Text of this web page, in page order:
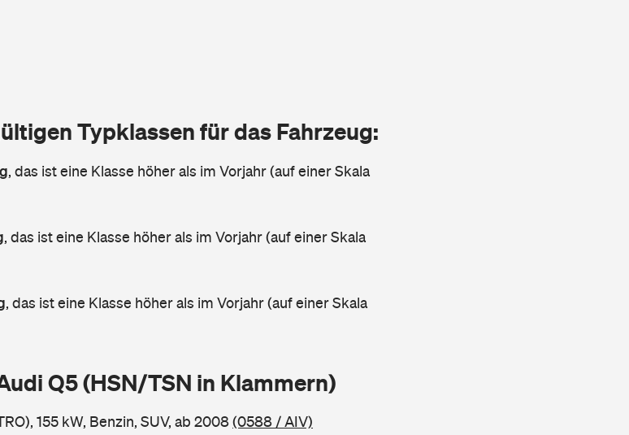
Typklassen für das Fahrzeug:
, das ist eine Klasse höher als im Vorjahr (auf einer Skala
, das ist eine Klasse höher als im Vorjahr (auf einer Skala
, das ist eine Klasse höher als im Vorjahr (auf einer Skala
Q5 (HSN/TSN in Klammern)
155 kW, Benzin, SUV, ab 2008(0588 / AIV)